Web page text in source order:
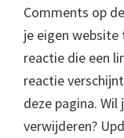
Comments op
je eigen website
reactie die een
reactie
deze pagina.
verwijderen?